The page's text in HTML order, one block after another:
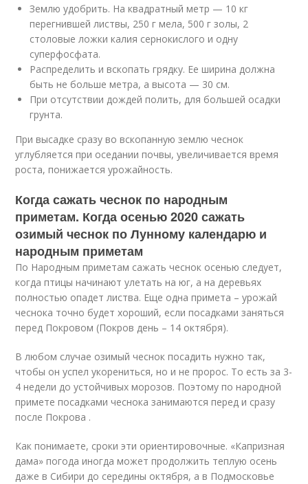
Землю удобрить. На квадратный метр — 10 кг
перегнившей листвы, 250 г мела, 500 г золы, 2
столовые ложки калия сернокислого и одну
суперфосфата.
Распределить и вскопать грядку. Ее ширина должна
быть не больше метра, а высота — 30 см.
При отсутствии дождей полить, для большей осадки
грунта.
При высадке сразу во вскопанную землю чеснок
углубляется при оседании почвы, увеличивается время
роста, понижается урожайность.
Когда сажать чеснок по народным
приметам. Когда осенью 2020 сажать
озимый чеснок по Лунному календарю и
народным приметам
По Народным приметам сажать чеснок осенью следует,
когда птицы начинают улетать на юг, а на деревьях
полностью опадет листва. Еще одна примета – урожай
чеснока точно будет хороший, если посадками заняться
перед Покровом (Покров день – 14 октября).
В любом случае озимый чеснок посадить нужно так,
чтобы он успел укорениться, но и не пророс. То есть за 3-
4 недели до устойчивых морозов. Поэтому по народной
примете посадками чеснока занимаются перед и сразу
после Покрова .
Как понимаете, сроки эти ориентировочные. «Капризная
дама» погода иногда может продолжить теплую осень
даже в Сибири до середины октября, а в Подмосковье